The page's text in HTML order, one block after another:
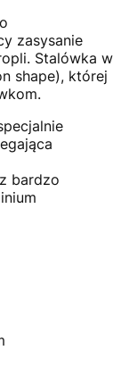
zasysanie
Stalówka w
shape), której
bardzo